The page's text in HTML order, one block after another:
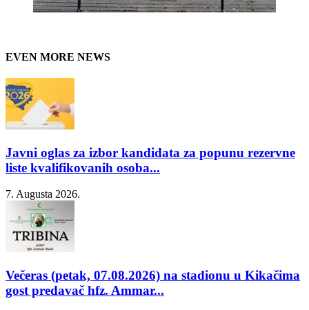
EVEN MORE NEWS
Javni oglas za izbor kandidata za popunu rezervne
liste kvalifikovanih osoba...
7. Augusta 2026.
Večeras (petak, 07.08.2026) na stadionu u Kikačima
gost predavač hfz. Ammar...